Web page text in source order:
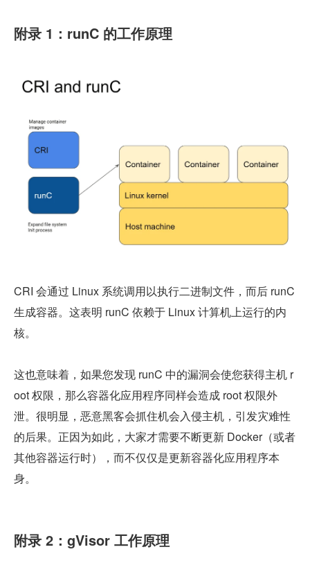
附录 1：runC 的工作原理
CRI 会通过 Linux 系统调用以执行二进制文件，而后 runC
生成容器。这表明 runC 依赖于 Linux 计算机上运行的内
核。
这也意味着，如果您发现 runC 中的漏洞会使您获得主机 r
oot 权限，那么容器化应用程序同样会造成 root 权限外
泄。很明显，恶意黑客会抓住机会入侵主机，引发灾难性
的后果。正因为如此，大家才需要不断更新 Docker（或者
其他容器运行时），而不仅仅是更新容器化应用程序本
身。
附录 2：gVisor 工作原理